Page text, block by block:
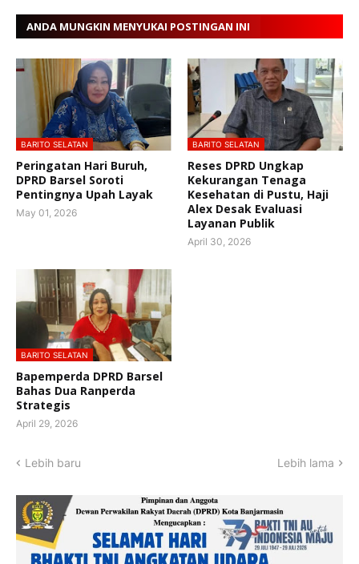
ANDA MUNGKIN MENYUKAI POSTINGAN INI
BARITO SELATAN
Peringatan Hari Buruh,
DPRD Barsel Soroti
Pentingnya Upah Layak
May 01, 2026
BARITO SELATAN
Reses DPRD Ungkap
Kekurangan Tenaga
Kesehatan di Pustu, Haji
Alex Desak Evaluasi
Layanan Publik
April 30, 2026
BARITO SELATAN
Bapemperda DPRD Barsel
Bahas Dua Ranperda
Strategis
April 29, 2026
Lebih baru Lebih lama